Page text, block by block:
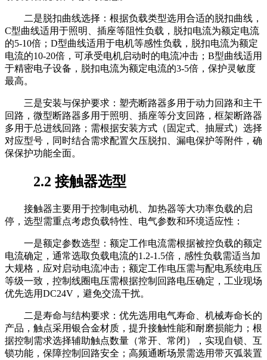
二是脱扣曲线选择：根据负载类型选用合适的脱扣曲线，
C型曲线适用于照明、插座等阻性负载，脱扣电流为额定电流
的5-10倍；D型曲线适用于电机等感性负载，脱扣电流为额定
电流的10-20倍，可承受电机启动时的电流冲击；B型曲线适用
于精密电子设备，脱扣电流为额定电流的3-5倍，保护灵敏度
最高。
三是安装与保护要求：塑壳断路器多用于动力回路和主干
回路，微型断路器多用于照明、插座等分支回路，框架断路器
多用于总进线回路；需根据安装方式（固定式、抽屉式）选择
对应型号，同时结合需求配置欠压脱扣、漏电保护等附件，确
保保护功能全面。
2.2 接触器选型
接触器主要用于控制电动机、加热器等大功率负载的启
停，选型需重点考虑负载特性、电气参数和环境适应性：
一是额定参数选型：额定工作电流需根据被控负载的额定
电流确定，通常选取负载电流的1.2-1.5倍，感性负载需适当加
大规格，应对启动电流冲击；额定工作电压需与配电系统电压
等级一致，控制线圈电压需根据控制回路电压确定，工业现场
优先选用DC24V，避免交流干扰。
二是寿命与结构要求：优先选用电气寿命、机械寿命长的
产品，触点采用银合金材质，提升接触性能和耐磨损能力；根
据控制需求选择辅助触点数量（常开、常闭），实现自锁、互
锁功能，保障控制回路安全；高频通断场景需选用带灭弧装置